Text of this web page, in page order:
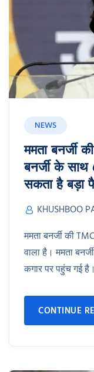
NEWS
ममता बनर्जी
बनर्जी के
सकता है बड़ा
KHUSHBOO
ममता बनर्जी की
वाला है। ममता
कगार पर पहुंच गई
CONTINUE